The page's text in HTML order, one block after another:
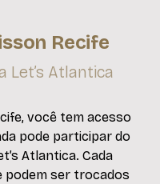
Recife
Let’s Atlantica
você tem acesso
pode participar do
Atlantica. Cada
podem ser trocados